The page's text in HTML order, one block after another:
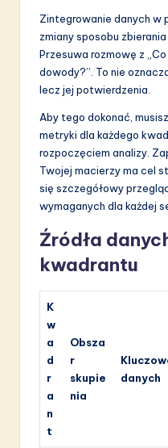
Zintegrowanie danych w
zmiany sposobu
Przesuwa rozmowę z
dowody?”. To nie
lecz jej potwierdzenia.
Aby tego dokonać,
metryki dla każdego
rozpoczęciem analizy.
Twojej macierzy ma cel
się szczegółowy
wymaganych dla każdej
Źródła
kwadrantu
K
w
a
d
r
a
n
t
Obsza
r
skupie
nia
danych